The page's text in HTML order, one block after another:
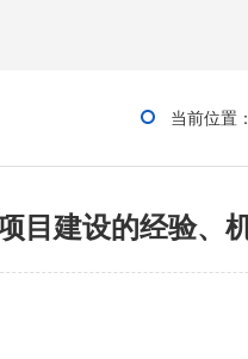
当前位置：
目建设的经验、